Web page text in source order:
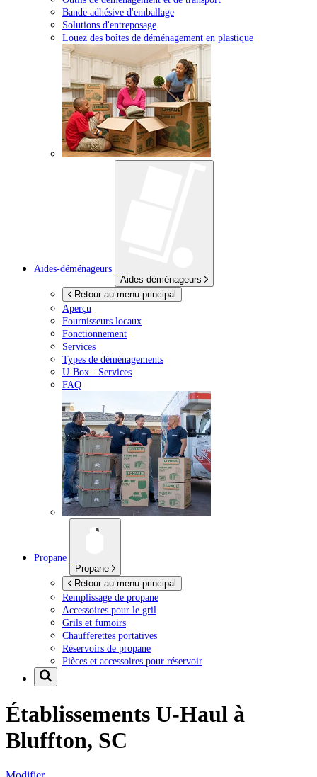
Bande adhésive d'emballage
Solutions d'entreposage
Louez des boîtes de déménagement en plastique
Aides-déménageurs
Aides-déménageurs
Retour au menu principal
Aperçu
Fournisseurs locaux
Fonctionnement
Services
Types de déménagements
U-Box - Services
FAQ
Propane
Propane
Retour au menu principal
Remplissage de propane
Accessoires pour le gril
Grils et fumoirs
Chaufferettes portatives
Réservoirs de propane
Pièces et accessoires pour réservoir
Établissements U-Haul à
Bluffton, SC